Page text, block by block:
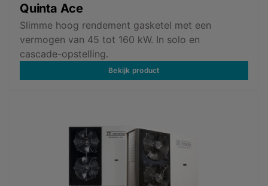
Quinta Ace
Slimme hoog rendement gasketel met een
vermogen van 45 tot 160 kW. In solo en
cascade-opstelling.
Bekijk product